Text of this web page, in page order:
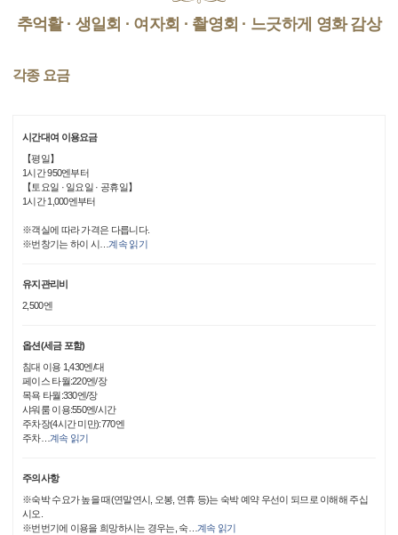
추억활 · 생일회 · 여자회 · 촬영회 · 느긋하게 영화 감상
각종 요금
시간대여 이용요금
【평일】
1시간 950엔부터
【토요일 · 일요일 · 공휴일】
1시간 1,000엔부터
※객실에 따라 가격은 다릅니다.
※번창기는 하이 시
계속 읽기
유지관리비
2,500엔
옵션(세금 포함)
침대 이용 1,430엔/대
페이스 타월:220엔/장
목욕 타월:330엔/장
샤워룸 이용:550엔/시간
주차장(4시간 미만):770엔
주차… 계속 읽기
주의사항
※숙박 수요가 높을 때(연말연시, 오봉, 연휴 등)는 숙박 예약 우선이 되므로 이해해 주십
시오.
※번번기에 이용을 희망하시는 경우는, 숙
계속 읽기